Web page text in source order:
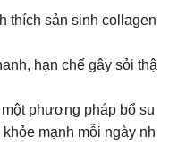
thích sản sinh collagen
hạn chế gây sỏi thậ
phương pháp bổ su
mạnh mỗi ngày nh